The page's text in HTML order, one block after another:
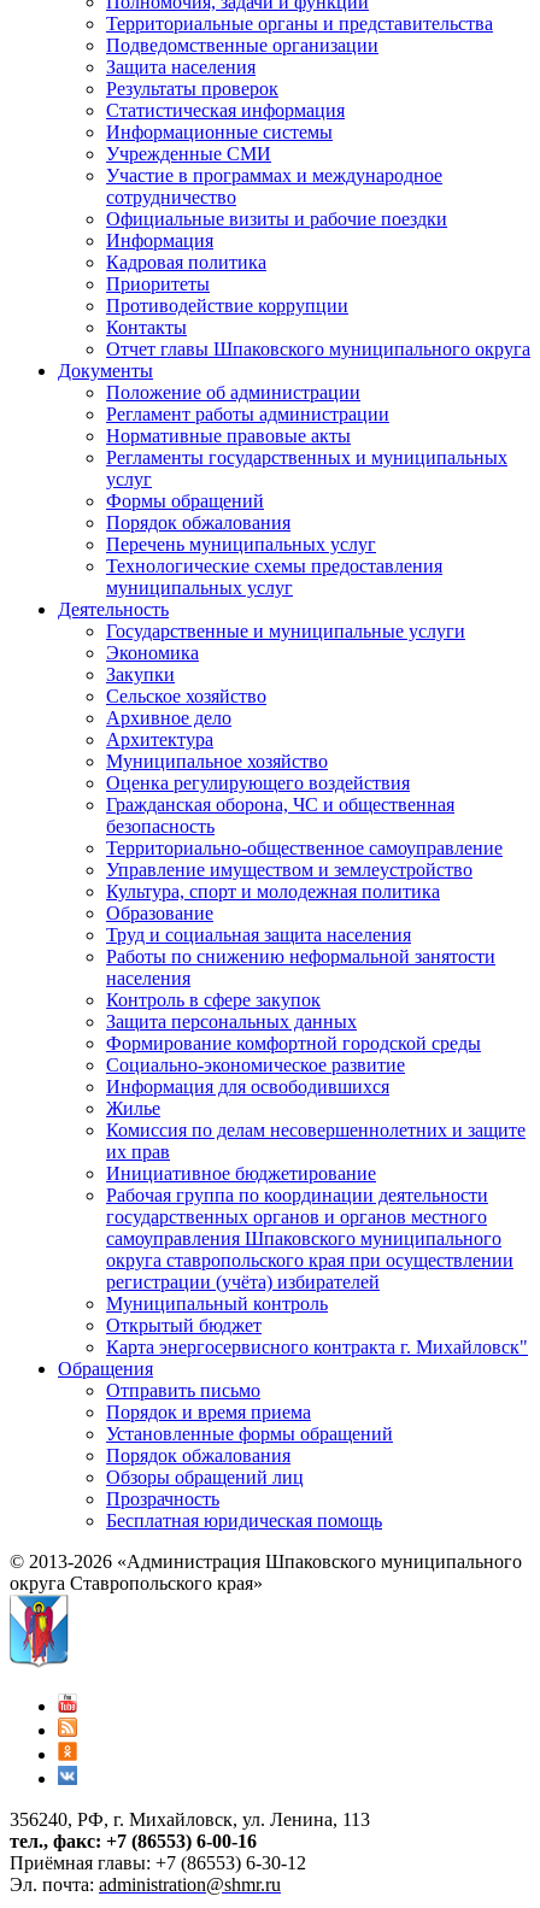
Территориальные органы и представительства
Подведомственные организации
Защита населения
Результаты проверок
Статистическая информация
Информационные системы
Учрежденные СМИ
Участие в программах и международное
сотрудничество
Официальные визиты и рабочие поездки
Информация
Кадровая политика
Приоритеты
Противодействие коррупции
Контакты
Отчет главы Шпаковского муниципального округа
Документы
Положение об администрации
Регламент работы администрации
Нормативные правовые акты
Регламенты государственных и муниципальных
услуг
Формы обращений
Порядок обжалования
Перечень муниципальных услуг
Технологические схемы предоставления
муниципальных услуг
Деятельность
Государственные и муниципальные услуги
Экономика
Закупки
Сельское хозяйство
Архивное дело
Архитектура
Муниципальное хозяйство
Оценка регулирующего воздействия
Гражданская оборона, ЧС и общественная
безопасность
Территориально-общественное самоуправление
Управление имуществом и землеустройство
Культура, спорт и молодежная политика
Образование
Труд и социальная защита населения
Работы по снижению неформальной занятости
населения
Контроль в сфере закупок
Защита персональных данных
Формирование комфортной городской среды
Социально-экономическое развитие
Информация для освободившихся
Жилье
Комиссия по делам несовершеннолетних и защите
их прав
Инициативное бюджетирование
Рабочая группа по координации деятельности
государственных органов и органов местного
самоуправления Шпаковского муниципального
округа ставропольского края при осуществлении
регистрации (учёта) избирателей
Муниципальный контроль
Открытый бюджет
Карта энергосервисного контракта г. Михайловск"
Обращения
Отправить письмо
Порядок и время приема
Установленные формы обращений
Порядок обжалования
Обзоры обращений лиц
Прозрачность
Бесплатная юридическая помощь
© 2013-2026 «Администрация Шпаковского муниципального
округа Ставропольского края»
356240, РФ, г. Михайловск, ул. Ленина, 113
тел., факс: +7 (86553) 6-00-16
Приёмная главы: +7 (86553) 6-30-12
Эл. почта: administration@shmr.ru